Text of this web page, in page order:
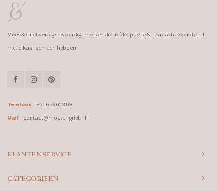
Moes & Griet vertegenwoordigt merken die liefde, passie & aandacht voor detail
met elkaar gemeen hebben.
Telefoon
+31 6 39606889
Mail
contact@moesengriet.nl
KLANTENSERVICE
CATEGORIEËN